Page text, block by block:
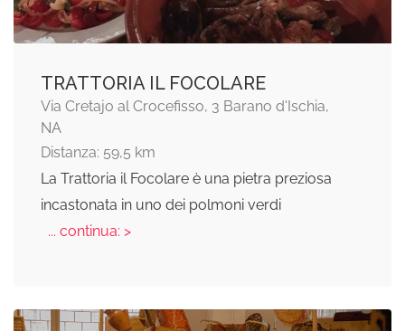
TRATTORIA IL FOCOLARE
Via Cretajo al Crocefisso, 3 Barano d'Ischia,
NA
Distanza: 59,5 km
La Trattoria il Focolare è una pietra preziosa
incastonata in uno dei polmoni verdi
... continua: >